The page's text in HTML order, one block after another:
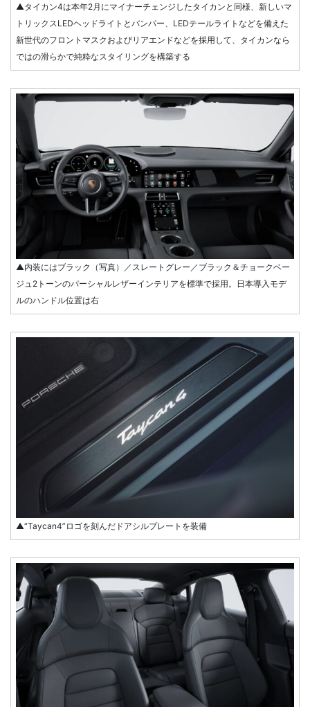
▲タイカン4は本年2月にマイナーチェンジしたタイカンと同様、新しいマ
トリックスLEDヘッドライトとバンパー、LEDテールライトなどを備えた
新世代のフロントマスクおよびリアエンドなどを採用して、タイカンなら
ではの滑らかで純粋なスタイリングを構築する
▲内装にはブラック（写真）／スレートグレー／ブラック＆チョークベー
ジュ2トーンのパーシャルレザーインテリアを標準で採用。日本導入モデ
ルのハンドル位置は右
▲“Taycan4”ロゴを刻んだドアシルプレートを装備